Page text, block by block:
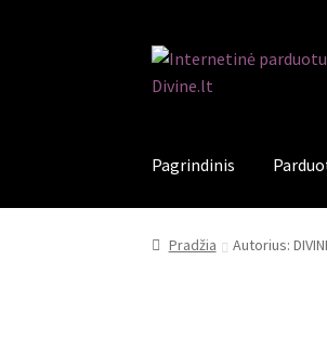
Pereiti
prie
Pereiti
prie
Pagrindinis
Pradžia Autorius: